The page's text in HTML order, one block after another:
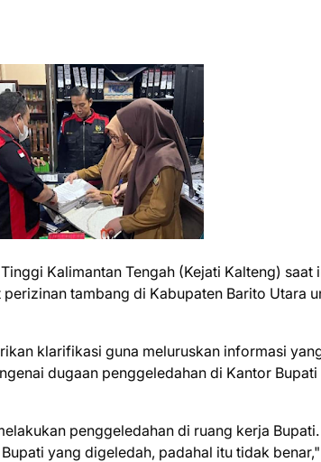
Kalimantan Tengah (Kejati Kalteng) saat
tambang di Kabupaten Barito Utara
klarifikasi guna meluruskan informasi
dugaan penggeledahan di Kantor Bupati
penggeledahan di ruang kerja
yang digeledah, padahal itu tidak